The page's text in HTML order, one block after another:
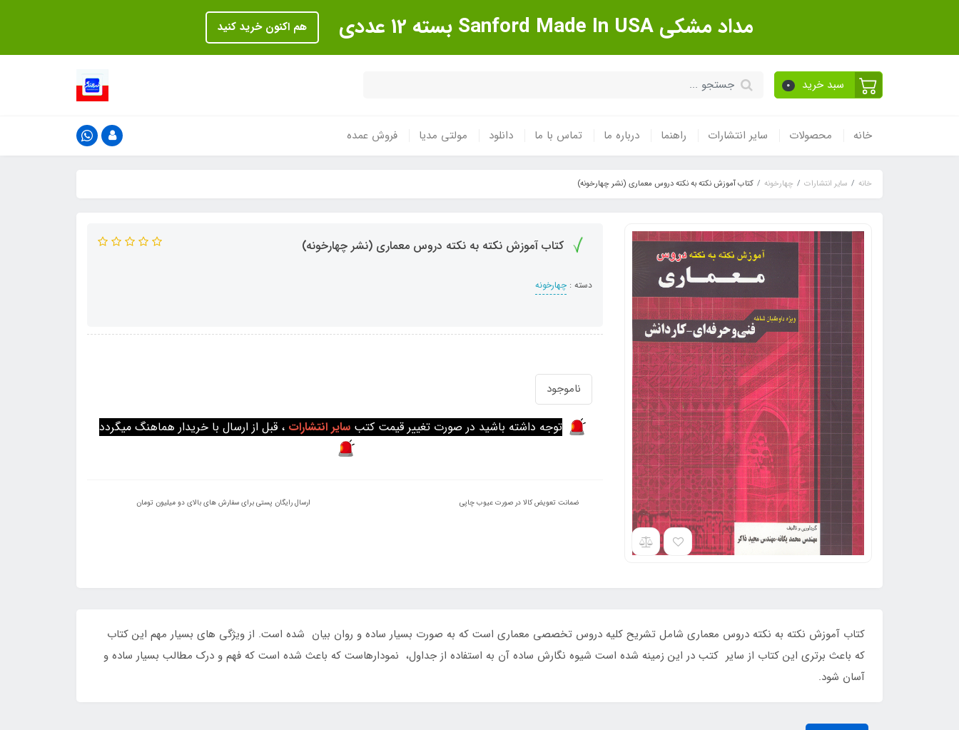
مداد مشکی Sanford Made In USA بسته 12 عددی هم اکنون خرید کنید
سبد خرید 0
خانه محصولات سایر انتشارات راهنما درباره ما تماس با ما دانلود مولتی مدیا فروش عمده
خانه سایر انتشارات چهارخونه کتاب آموزش نکته به نکته دروس معماری (نشر چهارخونه)
کتاب آموزش نکته به نکته دروس معماری (نشر چهارخونه)
دسته : چهارخونه
ناموجود
توجه داشته باشید در صورت تغییر قیمت کتب سایر انتشارات ، قبل از ارسال با خریدار هماهنگ میگردد
ضمانت تعویض کالا در صورت عیوب چاپی ارسال رایگان پستی برای سفارش های بالای دو میلیون تومان
کتاب آموزش نکته به نکته دروس معماری شامل تشریح کلیه دروس تخصصی معماری است که به صورت بسیار ساده و روان بیان شده است. از ویژگی های بسیار مهم این کتاب
که باعث برتری این کتاب از سایر کتب در این زمینه شده است شیوه نگارش ساده آن به استفاده از جداول، نمودارهاست که باعث شده است که فهم و درک مطالب بسیار ساده و
آسان شود.